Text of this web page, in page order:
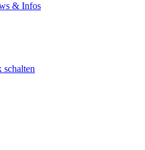
& Infos
schalten